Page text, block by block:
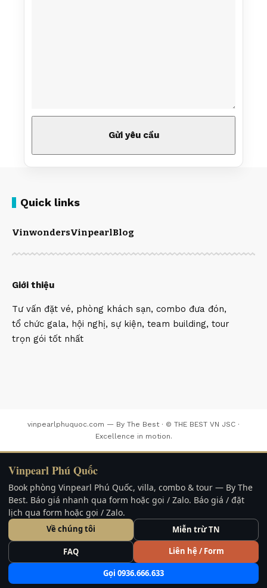
Quick links
VinwondersVinpearlBlog
Giới thiệu
Tư vấn đặt vé, phòng khách sạn, combo đưa đón,
tổ chức gala, hội nghị, sự kiện, team building, tour
trọn gói tốt nhất
vinpearlphuquoc.com — By The Best · © THE BEST VN JSC ·
Excellence in motion.
Vinpearl Phú Quốc
Book phòng Vinpearl Phú Quốc, villa, combo & tour — By The
Best. Báo giá nhanh qua form hoặc gọi / Zalo. Báo giá / đặt
lịch qua form hoặc gọi / Zalo.
Về chúng tôi Miễn trừ TN
FAQ Liên hệ / Form
Gọi 0936.666.633